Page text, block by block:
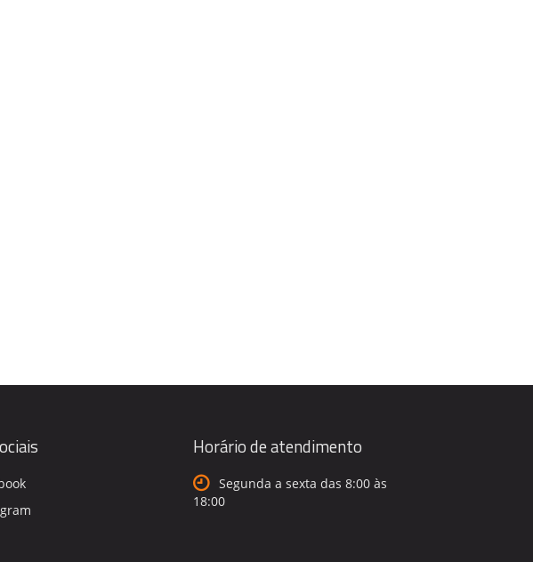
Horário de atendimento
Segunda a sexta das 8:00 às
18:00